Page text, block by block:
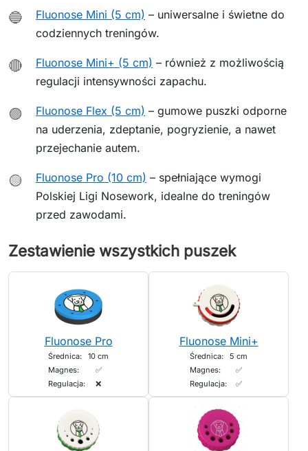
🔵 Fluonose Mini (5 cm) – uniwersalne i świetne do
codziennych treningów.
🔴 Fluonose Mini+ (5 cm) – również z możliwością
regulacji intensywności zapachu.
🟣 Fluonose Flex (5 cm) – gumowe puszki odporne
na uderzenia, zdeptanie, pogryzienie, a nawet
przejechanie autem.
🟡 Fluonose Pro (10 cm) – spełniające wymogi
Polskiej Ligi Nosework, idealne do treningów
przed zawodami.
Zestawienie wszystkich puszek
Fluonose Pro
Średnica:
10 cm
Magnes:
✅
Regulacja:
❌
Fluonose Mini+
Średnica:
5 cm
Magnes:
✅
Regulacja:
✅